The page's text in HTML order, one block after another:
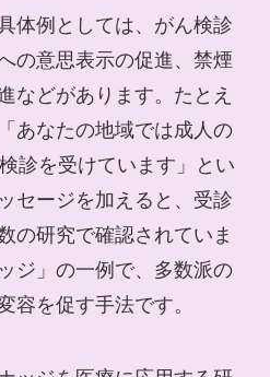
体例としては、がん検診
の意思表示の促進、禁煙
などがあります。たとえ
あなたの地域では成人の
診を受けています」とい
セージを加えると、受診
の研究で確認されていま
ジ」の一例で、多数派の
容を促す手法です。